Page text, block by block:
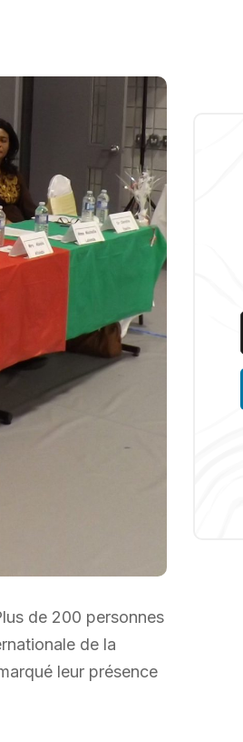
de 200 personnes
de la
leur présence